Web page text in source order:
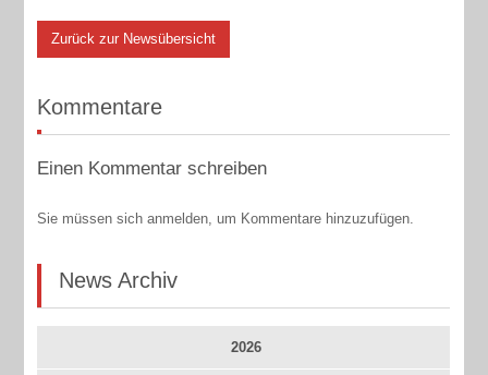
Zurück zur Newsübersicht
Kommentare
Einen Kommentar schreiben
Sie müssen sich anmelden, um Kommentare hinzuzufügen.
News Archiv
2026